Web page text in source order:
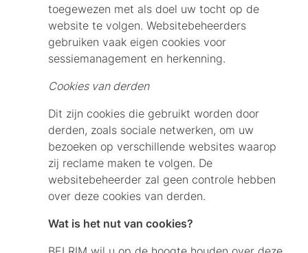
toegewezen met als doel uw tocht op de
website te volgen. Websitebeheerders
gebruiken vaak eigen cookies voor
sessiemanagement en herkenning.
Cookies van derden
Dit zijn cookies die gebruikt worden door
derden, zoals sociale netwerken, om uw
bezoeken op verschillende websites waarop
zij reclame maken te volgen. De
websitebeheerder zal geen controle hebben
over deze cookies van derden.
Wat is het nut van cookies?